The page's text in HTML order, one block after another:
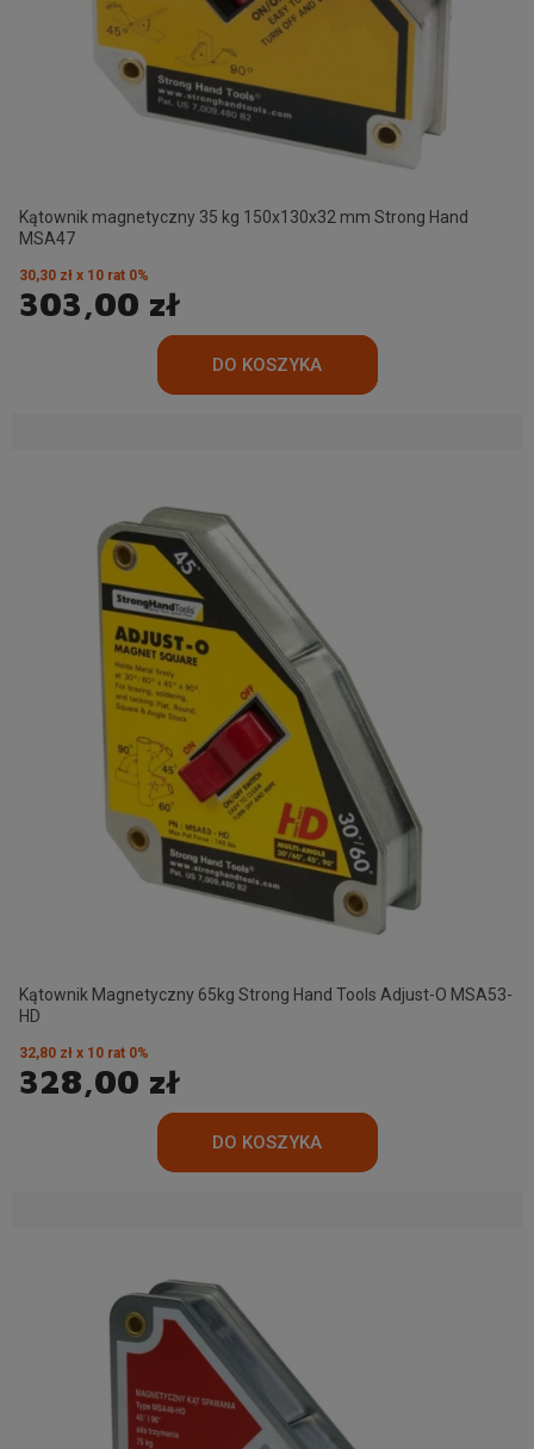
Kątownik magnetyczny 35 kg 150x130x32 mm Strong Hand
MSA47
303,00 zł
30,30 zł x 10 rat 0%
Kątownik Magnetyczny 65kg Strong Hand Tools Adjust-O MSA53-
HD
328,00 zł
32,80 zł x 10 rat 0%